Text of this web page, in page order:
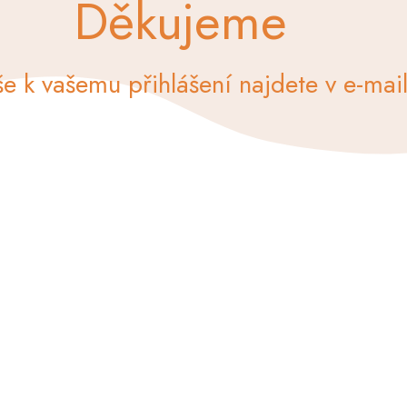
Děkujeme
k vašemu přihlášení najdete v e-